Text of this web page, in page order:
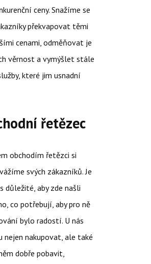
ceny. Snažíme se
překvapovat těmi
cenami, odměňovat je
věrnost a vymýšlet stále
které jim usnadní
řetězec
obchodím řetězci si
svých zákazníků. Je
důležité, aby zde našli
co potřebují, aby pro ně
bylo radostí. U nás
nejen nakupovat, ale také
dobře pobavit,